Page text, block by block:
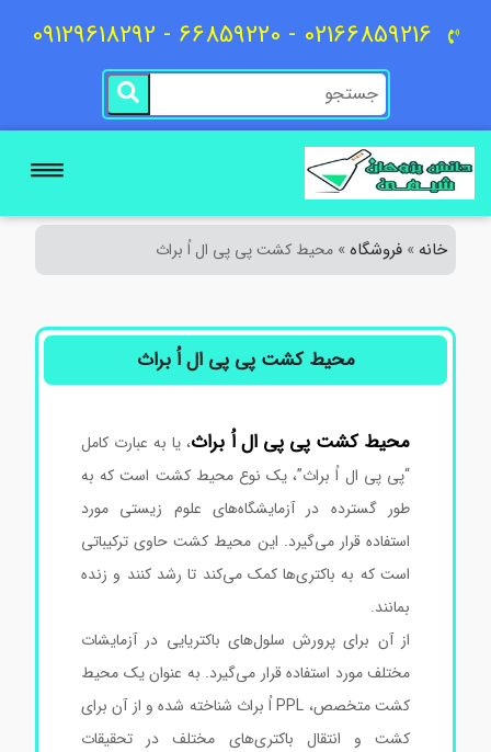
02166859216 - 66859220 - 09129618292
خانه»فروشگاه»محیط کشت پی پی ال اُ براث
محیط کشت پی پی ال اُ براث
محیطکشتپی پی ال اُ براث، یا به عبارت کامل
“پی پی ال اُ براث”، یک نوع محیط کشت است که به
طور گسترده در آزمایشگاه‌های علوم زیستی مورد
استفاده قرار می‌گیرد. این محیط کشت حاوی ترکیباتی
است که به باکتری‌ها کمک می‌کند تا رشد کنند و زنده
بمانند.
از آن برای پرورش سلول‌های باکتریایی در آزمایشات
مختلف مورد استفاده قرار می‌گیرد. به عنوان یک محیط
کشت متخصص، PPL اُ براث شناخته شده و از آن برای
کشت و انتقال باکتری‌های مختلف در تحقیقات